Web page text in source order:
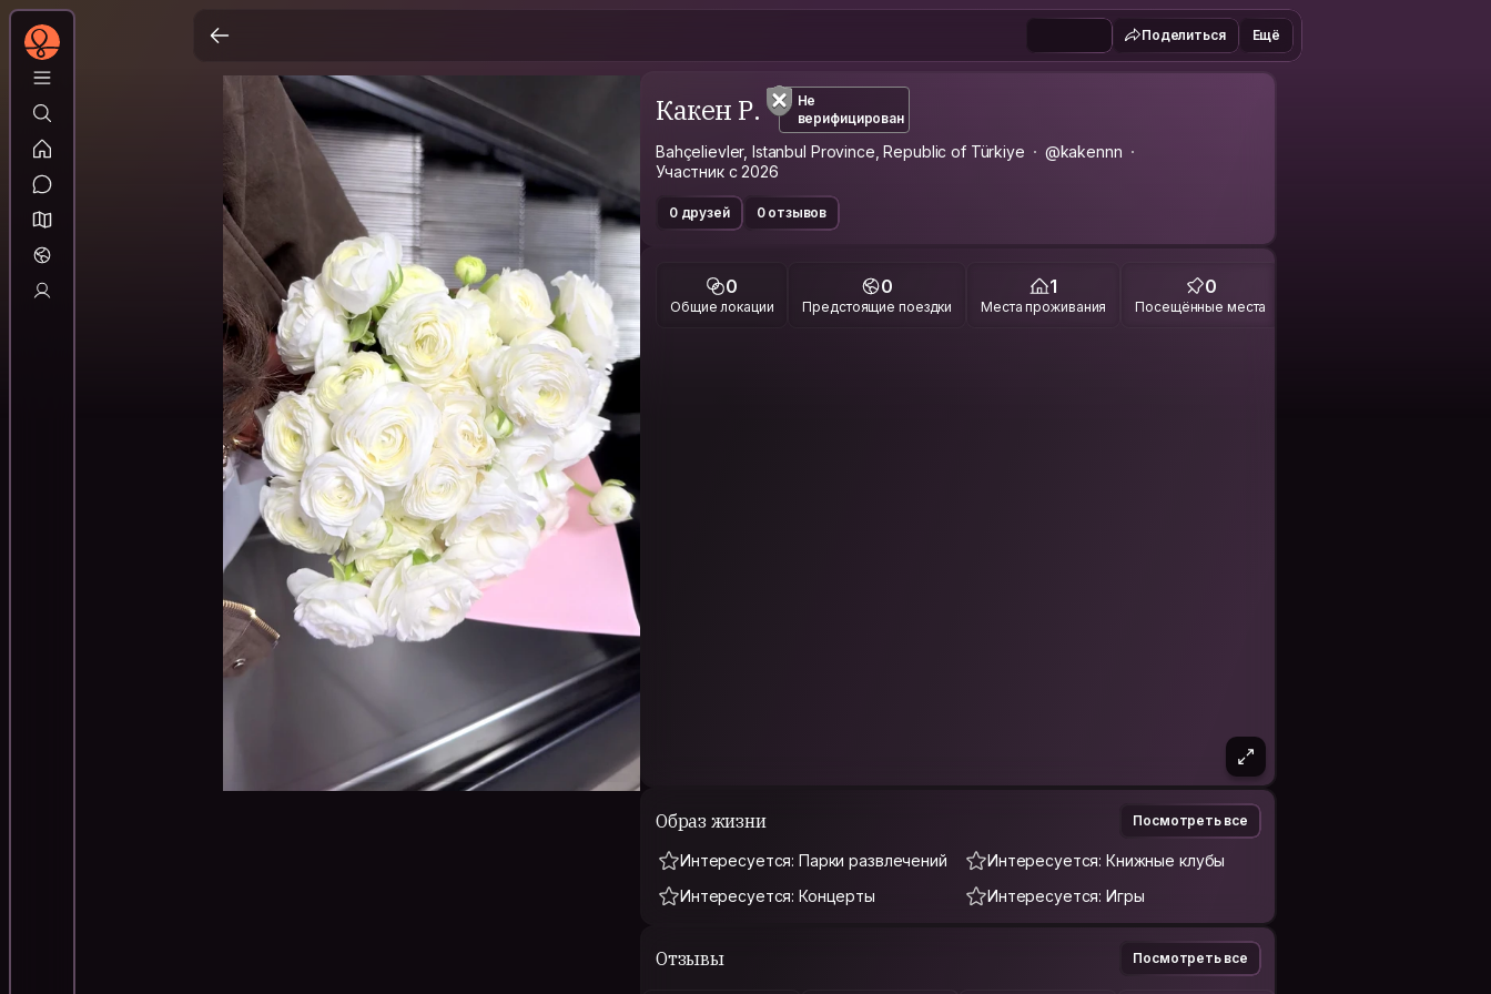
Поделиться Ещё
Какен Р.
Не
верифицирован
Bahçelievler, Istanbul Province, Republic of Türkiye
@kakennn
Участник с 2026
0 друзей 0 отзывов
0
Общие локации
0
Предстоящие поездки
1
Места проживания
0
Посещённые места
Образ жизни Посмотреть все
Интересуется: Парки развлечений
Интересуется: Книжные клубы
Интересуется: Концерты
Интересуется: Игры
Отзывы Посмотреть все